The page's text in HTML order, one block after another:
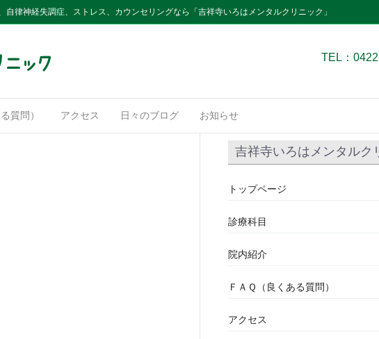
律神経失調症、ストレス、カウンセリングなら「吉祥寺いろはメンタルクリニック」
TEL：
質問） アクセス 日々のブログ お知らせ
吉祥寺いろはメンタルク
トップページ
診療科目
院内紹介
ＦＡＱ（良くある質問）
アクセス